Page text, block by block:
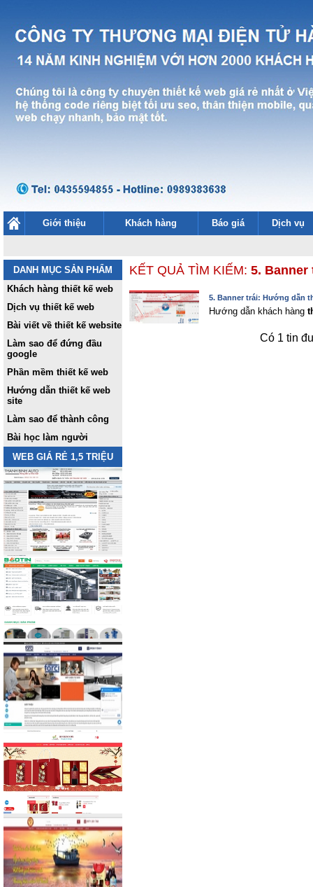
Giới thiệu Khách hàng Báo giá Dịch vụ
DANH MỤC SẢN PHẨM
Khách hàng thiết kế web
Dịch vụ thiết kế web
Bài viết về thiết kế website
Làm sao để đứng đầu
google
Phần mềm thiết kế web
Hướng dẫn thiết kế web
site
Làm sao để thành công
Bài học làm người
WEB GIÁ RẺ 1,5 TRIỆU
KẾT QUẢ TÌM KIẾM: 5. Banner
5. Banner trái: Hướng dẫn
Hướng dẫn khách hàng
Có 1 tin